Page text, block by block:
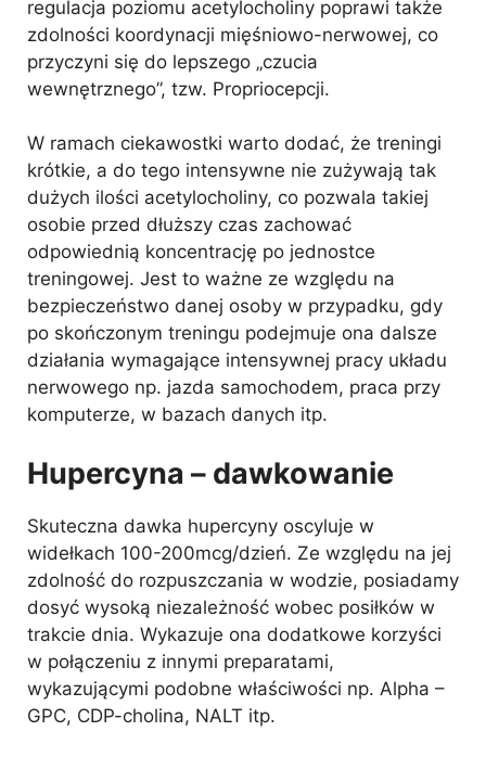
regulacja poziomu acetylocholiny poprawi także
zdolności koordynacji mięśniowo-nerwowej, co
przyczyni się do lepszego „czucia
wewnętrznego”, tzw. Propriocepcji.
W ramach ciekawostki warto dodać, że treningi
krótkie, a do tego intensywne nie zużywają tak
dużych ilości acetylocholiny, co pozwala takiej
osobie przed dłuższy czas zachować
odpowiednią koncentrację po jednostce
treningowej. Jest to ważne ze względu na
bezpieczeństwo danej osoby w przypadku, gdy
po skończonym treningu podejmuje ona dalsze
działania wymagające intensywnej pracy układu
nerwowego np. jazda samochodem, praca przy
komputerze, w bazach danych itp.
Hupercyna – dawkowanie
Skuteczna dawka hupercyny oscyluje w
widełkach 100-200mcg/dzień. Ze względu na jej
zdolność do rozpuszczania w wodzie, posiadamy
dosyć wysoką niezależność wobec posiłków w
trakcie dnia. Wykazuje ona dodatkowe korzyści
w połączeniu z innymi preparatami,
wykazującymi podobne właściwości np. Alpha –
GPC, CDP-cholina, NALT itp.